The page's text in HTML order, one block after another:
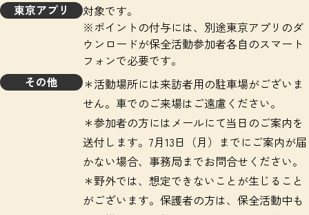
東京アプリ
対象です。
※ポイントの付与には、別途東京アプリのダ
ウンロードが保全活動参加者各自のスマート
フォンで必要です。
その他
＊活動場所には来訪者用の駐車場がございま
せん。車でのご来場はご遠慮ください。
＊参加者の方にはメールにて当日のご案内を
送付します。7月13日（月）までにご案内が届
かない場合、事務局までお問合せください。
＊野外では、想定できないことが生じること
がございます。保護者の方は、保全活動中も